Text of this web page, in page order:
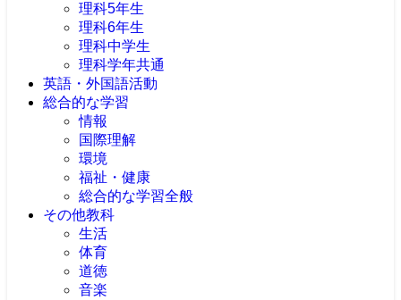
理科5年生
理科6年生
理科中学生
理科学年共通
英語・外国語活動
総合的な学習
情報
国際理解
環境
福祉・健康
総合的な学習全般
その他教科
生活
体育
道徳
音楽